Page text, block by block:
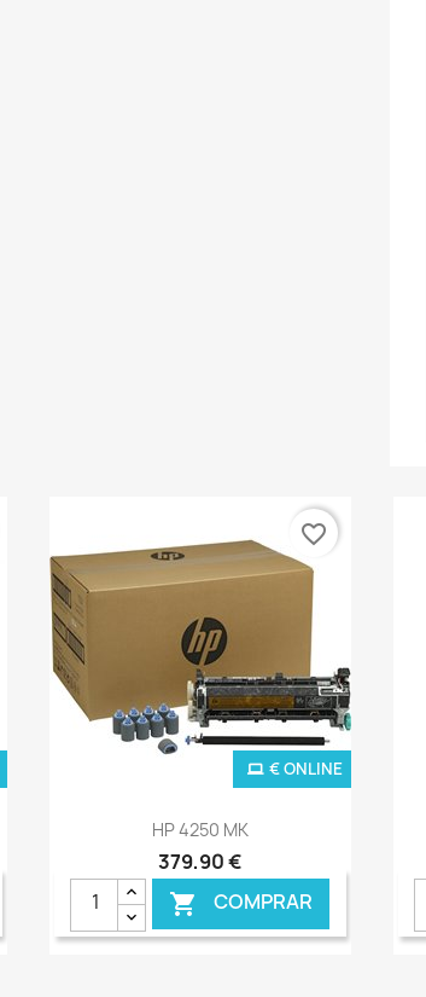
Ver+
HP 4250 MK
379,90 €
 COMPRAR
€ ONLINE
favorite_border